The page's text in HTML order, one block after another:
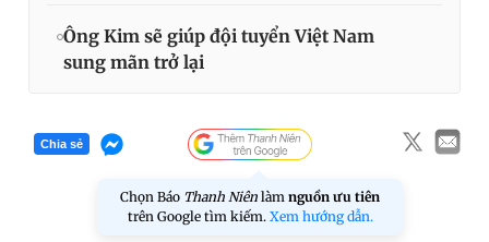
Ông Kim sẽ giúp đội tuyển Việt Nam
sung mãn trở lại
Chia sẻ
Chọn Báo Thanh Niên làm nguồn ưu tiên
trên Google tìm kiếm. Xem hướng dẫn.